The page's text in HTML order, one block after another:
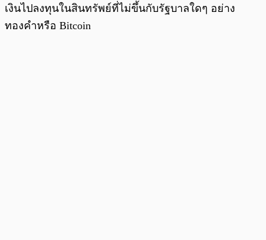
เงินไปลงทุนในสินทรัพย์ที่ไม่ขึ้นกับรัฐบาลใดๆ อย่าง
ทองคำหรือ Bitcoin